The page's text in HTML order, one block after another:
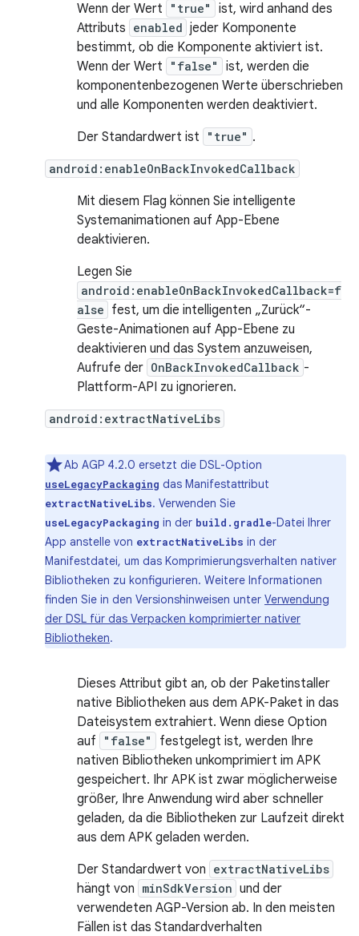
Wenn der Wert
"true"
ist, wird anhand des
Attributs enabled jeder Komponente
bestimmt, ob die Komponente aktiviert ist.
Wenn der Wert
"false"
ist, werden die
komponentenbezogenen Werte überschrieben
und alle Komponenten werden deaktiviert.
Der Standardwert ist
"true" .
android:enableOnBackInvokedCallback
Mit diesem Flag können Sie intelligente
Systemanimationen auf App-Ebene
deaktivieren.
Legen Sie
android:enableOnBackInvokedCallback=f
alse fest, um die intelligenten „Zurück“-
Geste-Animationen auf App-Ebene zu
deaktivieren und das System anzuweisen,
Aufrufe der OnBackInvokedCallback -
Plattform-API zu ignorieren.
android:extractNativeLibs
Ab AGP 4.2.0 ersetzt die DSL-Option
useLegacyPackaging das Manifestattribut
extractNativeLibs. Verwenden Sie
useLegacyPackaging in der build.gradle-Datei Ihrer
App anstelle von extractNativeLibs in der
Manifestdatei, um das Komprimierungsverhalten nativer
Bibliotheken zu konfigurieren. Weitere Informationen
finden Sie in den Versionshinweisen unter Verwendung
der DSL für das Verpacken komprimierter nativer
Bibliotheken.
Dieses Attribut gibt an, ob der Paketinstaller
native Bibliotheken aus dem APK-Paket in das
Dateisystem extrahiert. Wenn diese Option
auf
"false"
festgelegt ist, werden Ihre
nativen Bibliotheken unkomprimiert im APK
gespeichert. Ihr APK ist zwar möglicherweise
größer, Ihre Anwendung wird aber schneller
geladen, da die Bibliotheken zur Laufzeit direkt
aus dem APK geladen werden.
Der Standardwert von extractNativeLibs
hängt von minSdkVersion und der
verwendeten AGP-Version ab. In den meisten
Fällen ist das Standardverhalten